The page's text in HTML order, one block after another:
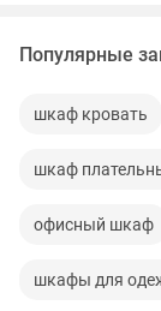
Популярные
шкаф кровать
шкаф
офисный шкаф
шкафы для